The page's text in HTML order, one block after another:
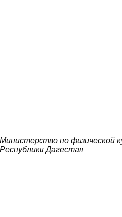
Министерство по физической
Республики Дагестан